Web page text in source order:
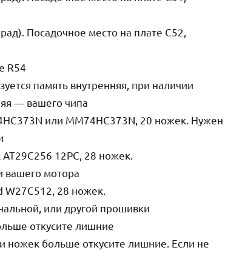
Посадочное место на плате C52,
R54
память внутренняя, при наличии
— вашего чипа
или MM74HC373N, 20 ножек. Нужен
12PC, 28 ножек.
вашего мотора
W27C512, 28 ножек.
или другой прошивки
откусите лишние
ножек больше откусите лишние. Если не